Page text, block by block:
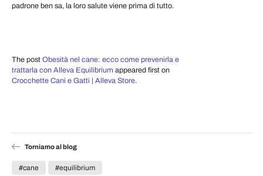
padrone ben sa, la loro salute viene prima di tutto.
The post Obesità nel cane: ecco come prevenirla e
trattarla con Alleva Equilibrium appeared first on
Crocchette Cani e Gatti | Alleva Store.
Torniamo al blog
#cane #equilibrium